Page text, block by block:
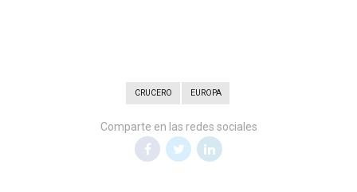
CRUCERO EUROPA
Comparte en las redes sociales